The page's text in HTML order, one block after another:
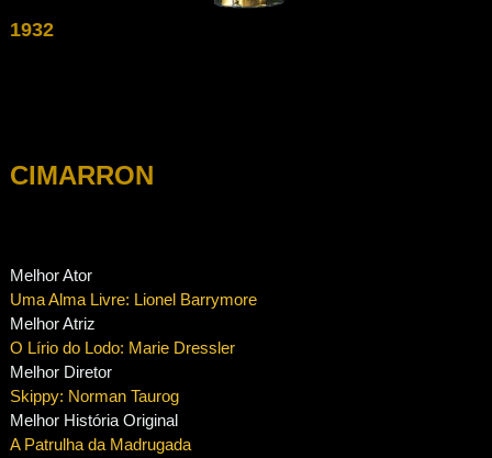
1932
CIMARRON
Melhor Ator
Uma Alma Livre: Lionel Barrymore
Melhor Atriz
O Lírio do Lodo: Marie Dressler
Melhor Diretor
Skippy: Norman Taurog
Melhor História Original
A Patrulha da Madrugada